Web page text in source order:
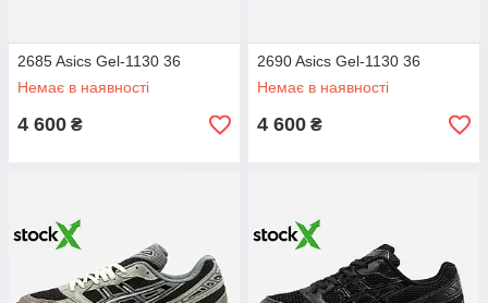
2685 Asics Gel-1130 36
Немає в наявності
4 600 ₴
2690 Asics Gel-1130 36
Немає в наявності
4 600 ₴